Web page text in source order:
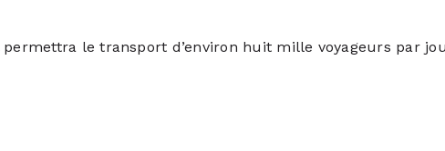
le transport d’environ huit mille voyageurs par